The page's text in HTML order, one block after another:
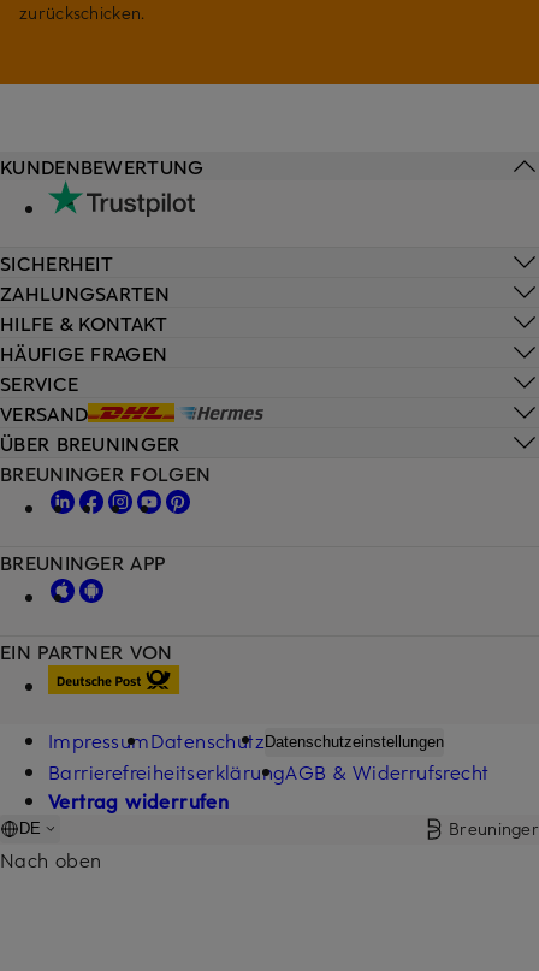
zurückschicken.
HILFE & KONTAKT
HÄUFIGE FRAGEN
SERVICE
VERSAND
KUNDENBEWERTUNG
SICHERHEIT
ZAHLUNGSARTEN
ÜBER BREUNINGER
EIN PARTNER VON
BREUNINGER FOLGEN
BREUNINGER APP
ImpressumDatenschutzDatenschutzeinstellungen
BarrierefreiheitserklärungAGB & Widerrufsrecht
Vertrag widerrufen
DE Breuninger
Nach oben